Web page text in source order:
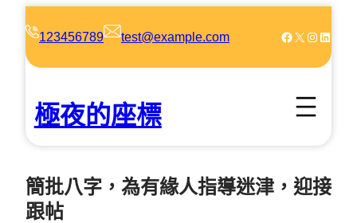
123456789 test@example.com Facebook X Instagram LinkedIn
極夜的座標
簡批八字，為有緣人指導迷津，迎接
跟帖